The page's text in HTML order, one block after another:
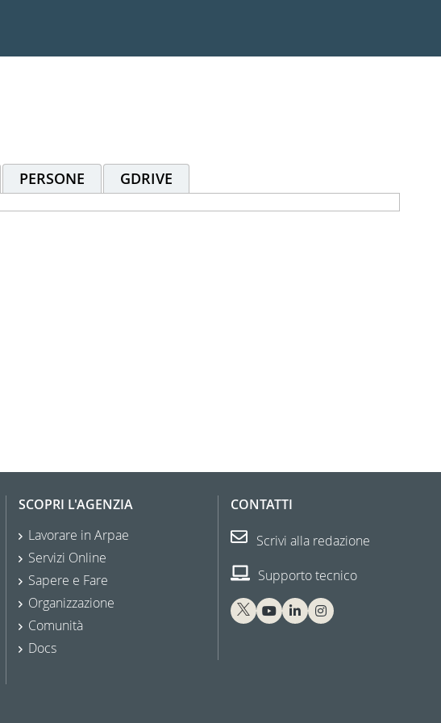
PERSONE GDRIVE
SCOPRI L'AGENZIA
Lavorare in Arpae
Servizi Online
Sapere e Fare
Organizzazione
Comunità
Docs
CONTATTI
Scrivi alla redazione
Supporto tecnico